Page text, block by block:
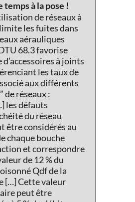
temps à la pose !
de réseaux à
les fuites dans
aérauliques
68.3 favorise
d’accessoires à joints
les taux de
aux différents
de réseaux :
les défauts
du réseau
être considérés au
chaque bouche
et correspondre
de 12 % du
Qdf de la
[…] Cette valeur
peut être